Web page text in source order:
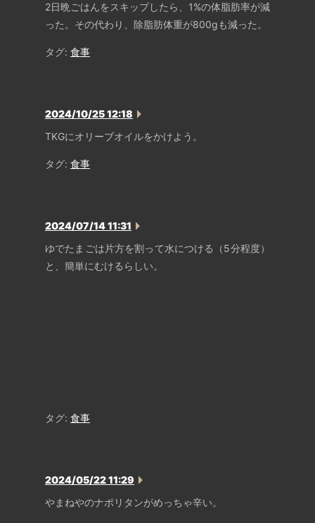
2日晩ごはんをスキップしたら、1%の体脂肪率が減
った。その代わり、除脂肪体重が800gも減った。
タグ: 食事
2024/10/25 12:18
TKGにオリーブオイルをかけよう。
タグ: 食事
2024/07/14 11:31
ゆでたまごは片方を割って水につける（5分程度）
と、簡単にむけるらしい。
タグ: 食事
2024/05/22 11:29
やまねやのナポリタンがめっちゃ辛い。